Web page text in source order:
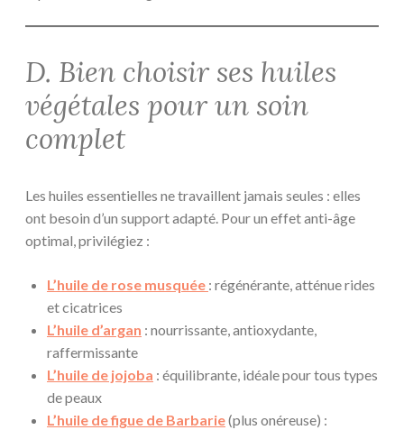
D. Bien choisir ses huiles
végétales pour un soin
complet
Les huiles essentielles ne travaillent jamais seules : elles
ont besoin d’un support adapté. Pour un effet anti-âge
optimal, privilégiez :
L’huile de rose musquée : régénérante, atténue rides
et cicatrices
L’huile d’argan : nourrissante, antioxydante,
raffermissante
L’huile de jojoba : équilibrante, idéale pour tous types
de peaux
L’huile de figue de Barbarie(plus onéreuse) :